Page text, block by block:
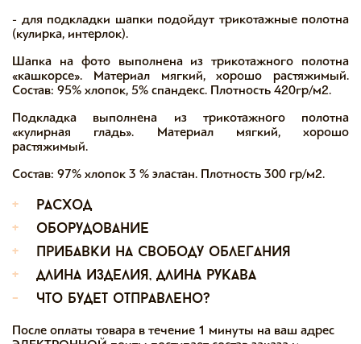
- для подкладки шапки подойдут трикотажные полотна
(кулирка, интерлок).
Шапка на фото выполнена из трикотажного полотна
«кашкорсе». Материал мягкий, хорошо растяжимый.
Состав: 95% хлопок, 5% спандекс. Плотность 420гр/м2.
Подкладка выполнена из трикотажного полотна
«кулирная гладь». Материал мягкий, хорошо
растяжимый.
Состав: 97% хлопок 3 % эластан. Плотность 300 гр/м2.
+
расход
+
оборудование
+
прибавки на свободу облегания
+
длина изделия, длина рукава
-
что будет отправлено?
После оплаты товара в течение 1 минуты на ваш адрес